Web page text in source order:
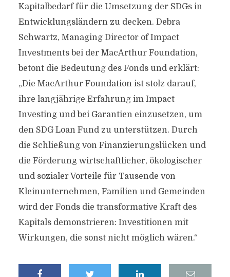
Kapitalbedarf für die Umsetzung der SDGs in
Entwicklungsländern zu decken. Debra
Schwartz, Managing Director of Impact
Investments bei der MacArthur Foundation,
betont die Bedeutung des Fonds und erklärt:
„Die MacArthur Foundation ist stolz darauf,
ihre langjährige Erfahrung im Impact
Investing und bei Garantien einzusetzen, um
den SDG Loan Fund zu unterstützen. Durch
die Schließung von Finanzierungslücken und
die Förderung wirtschaftlicher, ökologischer
und sozialer Vorteile für Tausende von
Kleinunternehmen, Familien und Gemeinden
wird der Fonds die transformative Kraft des
Kapitals demonstrieren: Investitionen mit
Wirkungen, die sonst nicht möglich wären.“